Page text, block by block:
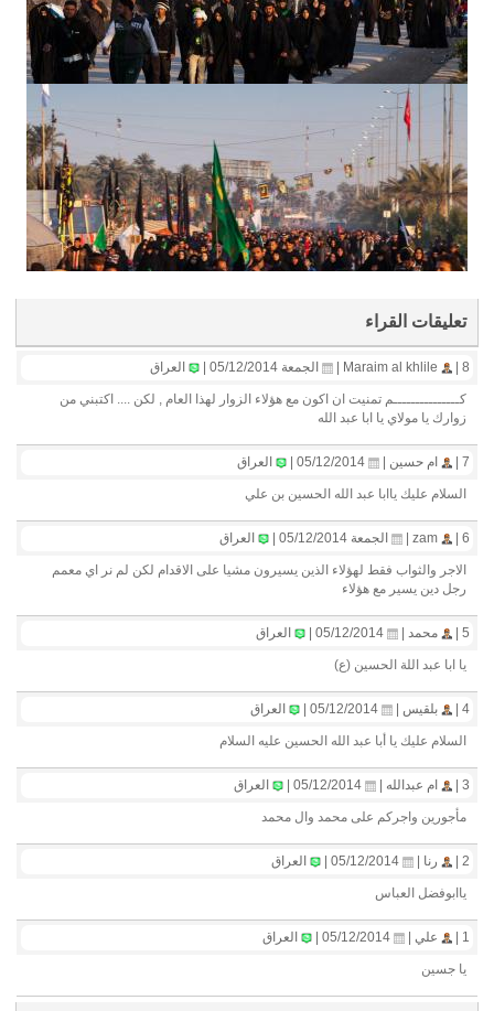
تعليقات القراء
8 | الجمعة 05/12/2014 | العراق
كـــــــــــــــم تمنيت ان اكون مع هؤلاء الزوار لهذا العام , لكن .... اكتبني من
زوارك يا مولاي يا ابا عبد الله
7 | ام حسين | العراق
السلام عليك ياابا عبد الله الحسين بن علي
6 | الجمعة 05/12/2014 | العراق
الاجر والثواب فقط لهؤلاء الذين يسيرون مشيا على الاقدام لكن لم نر اي معمم
رجل دين يسير مع هؤلاء
5 | محمد | العراق
يا ابا عبد اللة الحسين (ع)
4 | بلقيس | العراق
السلام عليك يا أبا عبد الله الحسين عليه السلام
3 | ام عبدالله | العراق
مأجورين واجركم على محمد وال محمد
2 | رنا | العراق
ياابوفضل العباس
1 | علي | العراق
يا جسين